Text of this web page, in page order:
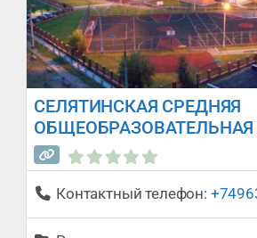
СЕЛЯТИНСКАЯ СРЕДНЯЯ
Контактный телефон: